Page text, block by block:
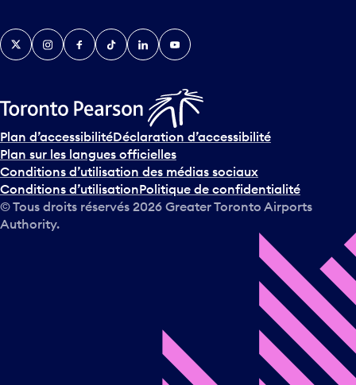
v
e
n
s
u
r
l
e
c
a
TwitterInstagramFacebook
TikTokLinkedInYouTube
Plan d’accessibilitéDéclaration d’accessibilité
Plan sur les langues officielles
Conditions d’utilisation des médias sociaux
Conditions d’utilisationPolitique de confidentialité
© Tous droits réservés 2026 Greater Toronto Airports
Authority.